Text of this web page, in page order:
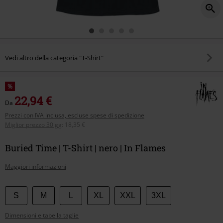
Vedi altro della categoria "T-Shirt"
%
Da 22,94 €
Prezzi con IVA inclusa, escluse spese di spedizione
Miglior prezzo 30 gg
18,35 €
Buried Time | T-Shirt | nero | In Flames
Maggiori informazioni
Scegli
la
tua
S M XL XXL 3XL
Dimensioni e tabella taglie